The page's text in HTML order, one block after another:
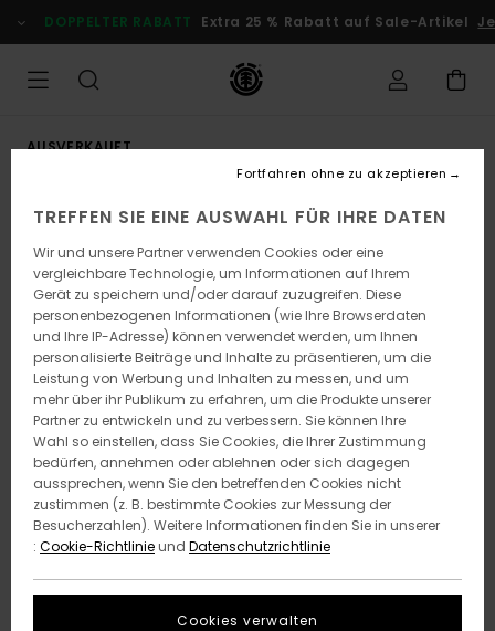
zur
Produktinformation
DOPPELTER RABATT Extra 25 % Rabatt auf Sale-Artikel
AUSVERKAUFT
TREFFEN SIE EINE AUSWAHL FÜR IHRE DATEN
Wir und unsere Partner verwenden Cookies oder eine
vergleichbare Technologie, um Informationen auf Ihrem
Gerät zu speichern und/oder darauf zuzugreifen. Diese
personenbezogenen Informationen (wie Ihre Browserdaten
und Ihre IP-Adresse) können verwendet werden, um Ihnen
personalisierte Beiträge und Inhalte zu präsentieren, um die
Leistung von Werbung und Inhalten zu messen, und um
mehr über ihr Publikum zu erfahren, um die Produkte unserer
Partner zu entwickeln und zu verbessern. Sie können Ihre
Wahl so einstellen, dass Sie Cookies, die Ihrer Zustimmung
bedürfen, annehmen oder ablehnen oder sich dagegen
aussprechen, wenn Sie den betreffenden Cookies nicht
zustimmen (z. B. bestimmte Cookies zur Messung der
Besucherzahlen). Weitere Informationen finden Sie in unserer
: Cookie-Richtlinieund Datenschutzrichtlinie
Cookies verwalten
Fortfahren ohne zu akzeptieren